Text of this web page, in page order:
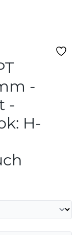
-
-
H-